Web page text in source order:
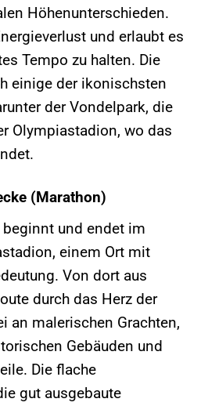
Höhenunterschieden.
und erlaubt es
Tempo zu halten. Die
einige der ikonischsten
der Vondelpark, die
Olympiastadion, wo das
(Marathon)
und endet im
einem Ort mit
Von dort aus
durch das Herz der
an malerischen Grachten,
Gebäuden und
Die flache
gut ausgebaute